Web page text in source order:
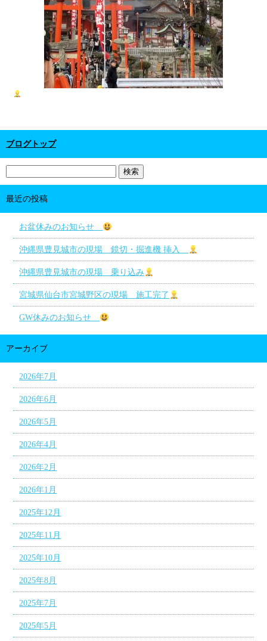
ブログトップ
最近の投稿
お盆休みのお知らせ
沖縄県豊見城市の現場 鏡切・掘進機 挿入
沖縄県豊見城市の現場 乗り込み
宮城県仙台市宮城野区の現場 施工完了
GW休みのお知らせ
アーカイブ
2026年7月
2026年6月
2026年5月
2026年4月
2026年2月
2026年1月
2025年12月
2025年11月
2025年10月
2025年8月
2025年7月
2025年5月